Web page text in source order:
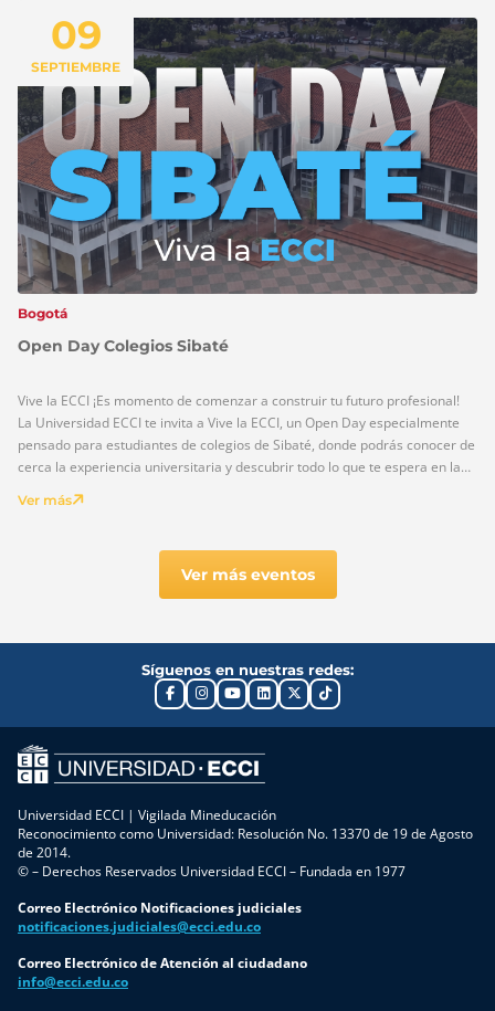
09
SEPTIEMBRE
Bogotá
Open Day Colegios Sibaté
Vive la ECCI ¡Es momento de comenzar a construir tu futuro profesional!
La Universidad ECCI te invita a Vive la ECCI, un Open Day especialmente
pensado para estudiantes de colegios de Sibaté, donde podrás conocer de
cerca la experiencia universitaria y descubrir todo lo que te espera en la
Ver más
Ver más eventos
Síguenos en nuestras redes:
Universidad ECCI | Vigilada Mineducación
Reconocimiento como Universidad: Resolución No. 13370 de 19 de Agosto
de 2014.
© – Derechos Reservados Universidad ECCI – Fundada en 1977
Correo Electrónico Notificaciones judiciales
notificaciones.judiciales@ecci.edu.co
Correo Electrónico de Atención al ciudadano
info@ecci.edu.co